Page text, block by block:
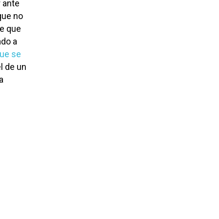
ante
no
que
a
se
de un